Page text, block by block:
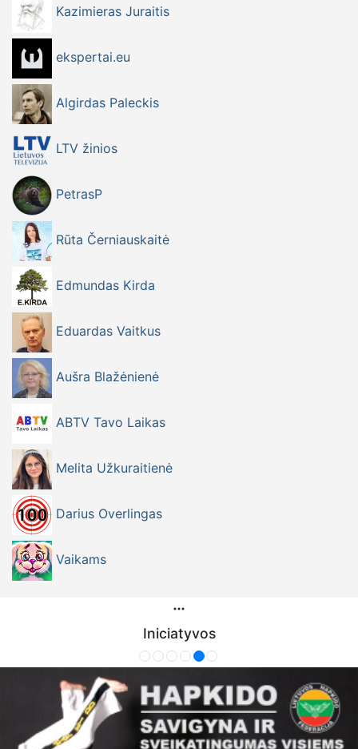
Kazimieras Juraitis
ekspertai.eu
Algirdas Paleckis
LTV žinios
PetrasP
Rūta Černiauskaitė
Edmundas Kirda
Eduardas Vaitkus
Aušra Blažėnienė
ABTV Tavo Laikas
Melita Užkuraitienė
Darius Overlingas
Vaikams
Iniciatyvos